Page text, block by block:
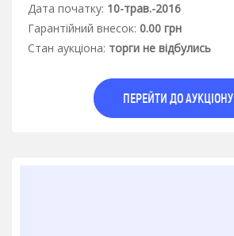
Дата початку: 10-трав.-2016
Гарантiйний внесок: 0.00 грн
Стан аукцiона: торги не відбулись
ПЕРЕЙТИ ДО АУКЦІОНУ